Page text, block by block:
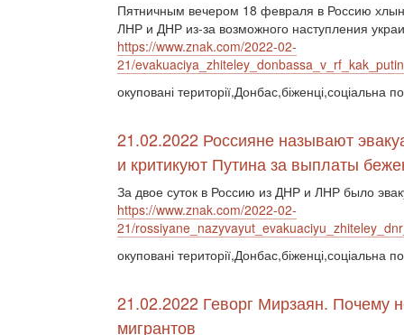
Пятничным вечером 18 февраля в Россию
ЛНР и ДНР из-за возможного наступления
https://www.znak.com/2022-02-
21/
окуповані території,Донбас,біженці,соціальна
21.02.2022 Россияне называют
и критикуют Путина за выплаты
За двое суток в Россию из ДНР и ЛНР было
https://www.znak.com/2022-02-
21/
окуповані території,Донбас,біженці,соціальна
21.02.2022 Геворг Мирзаян. Почему
мигрантов